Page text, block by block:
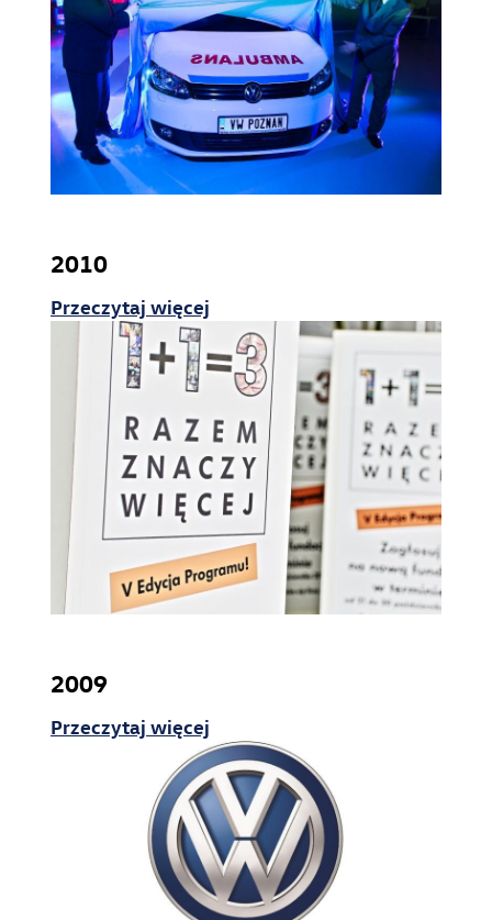
Zrównoważony rozwój
2010
Przeczytaj więcej
2009
Przeczytaj więcej